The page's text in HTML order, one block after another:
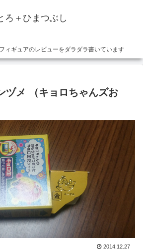
ろ＋ひまつぶし
ィギュアのレビューをダラダラ書いています
ヅメ （キョロちゃんズお
2014.12.27